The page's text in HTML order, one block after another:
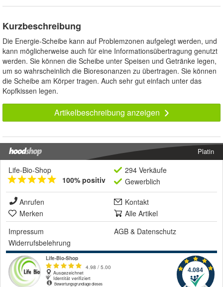
Kurzbeschreibung
Die Energie-Scheibe kann auf Problemzonen aufgelegt werden, und
kann möglicherweise auch für eine Informationsübertragung genutzt
werden. Sie können die Scheibe unter Speisen und Getränke legen,
um so wahrscheinlich die Bioresonanzen zu übertragen. Sie können
die Scheibe am Körper tragen. Auch sehr gut einfach unter das
Kopfkissen legen.
Artikelbeschreibung anzeigen
Platin
Life-Bio-Shop
100% positiv
294 Verkäufe
Gewerblich
Anrufen
Kontakt
Merken
Alle Artikel
Impressum
AGB & Datenschutz
Widerrufsbelehrung